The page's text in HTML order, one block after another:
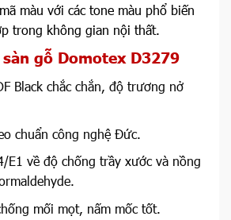
màu với các tone màu phổ biến
trong không gian nội thất.
gỗ Domotex D3279
Black chắc chắn, độ trương nở
chuẩn công nghệ Đức.
E1 về độ chống trầy xước và nồng
mối mọt, nấm mốc tốt.